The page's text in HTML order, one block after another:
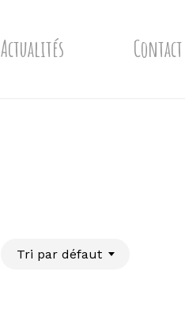
Actualités Contact
Tri par défaut